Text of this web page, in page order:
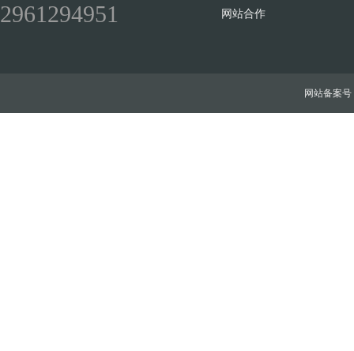
ow
2961294951
网站合作
网站备案号